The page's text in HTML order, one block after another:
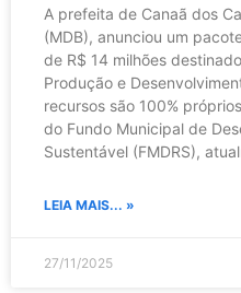
A prefeita de Canaã dos
(MDB), anunciou um
de R$ 14 milhões
Produção e
recursos são 100%
do Fundo Municipal de
Sustentável (FMDRS),
LEIA MAIS... »
27/11/2025